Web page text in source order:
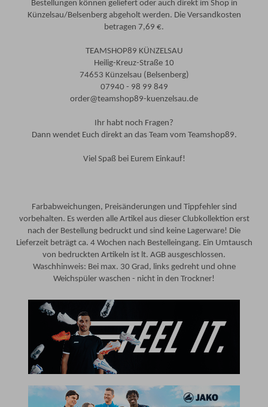
Bestellungen können geliefert oder auch direkt im Shop in
Künzelsau/Belsenberg abgeholt werden. Die Versandkosten
betragen 7,69 €.
TEAMSHOP89 KÜNZELSAU
Heilig-Kreuz-Straße 10
74653 Künzelsau (Belsenberg)
07940 - 98 99 849
order@teamshop89-kuenzelsau.de
Ihr habt noch Fragen?
Dann wendet Euch direkt an das Team vom Teamshop89.
Viel Spaß bei Eurem Einkauf!
Farbabweichungen, Preisänderungen und Tippfehler sind
vorbehalten. Es werden alle Artikel aus dieser Clubkollektion erst
nach der Bestellung bedruckt und sind keine Lagerware! Die
Lieferzeit beträgt ca. 4 Wochen nach Bestelleingang. Ein Umtausch
von bedruckten Artikeln ist lt. AGB ausgeschlossen.
Waschhinweis: Bei max. 30 Grad, links gedreht und ohne
Weichspüler waschen - nicht in den Trockner!